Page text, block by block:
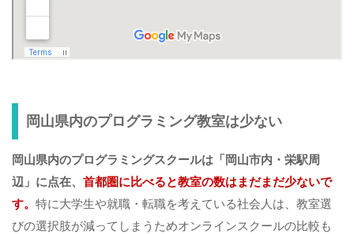
岡山県内のプログラミング教室は少ない
岡山県内のプログラミングスクールは「岡山市内・栄駅周
辺」に点在、 首都圏に比べると教室の数はまだまだ少ないで
す。 特に大学生や就職・転職を考えている社会人は、教室選
びの選択肢が減ってしまうためオンラインスクールの比較も